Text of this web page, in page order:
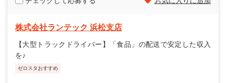
株式会社ランテック 浜松支店
【大型トラックドライバー】「食品」の配送で安定した収入
を♪
ゼロスタおすすめ